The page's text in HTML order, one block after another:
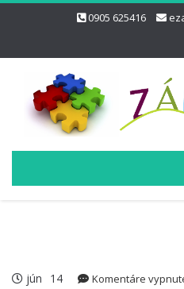
0905 625416
jún 14 Komentáre